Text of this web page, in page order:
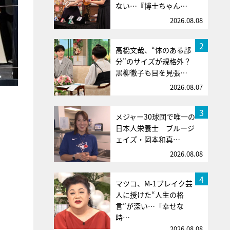
ない…『博士ちゃん…
2026.08.08
2
高橋文哉、“体のある部
分”のサイズが規格外？
黒柳徹子も目を見張…
2026.08.07
3
メジャー30球団で唯一の
日本人栄養士 ブルージ
ェイズ・岡本和真…
2026.08.08
4
マツコ、M-1ブレイク芸
人に授けた“人生の格
言”が深い…「幸せな
時…